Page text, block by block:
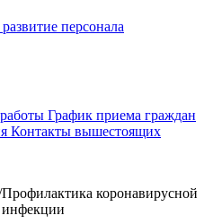
персонала
График приема граждан
Контакты вышестоящих
Профилактика коронавирусной
инфекции